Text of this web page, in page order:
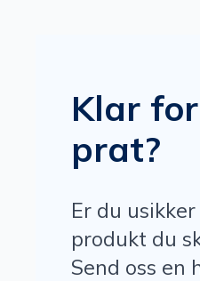
Klar
prat?
Er du
produkt du
Send oss en